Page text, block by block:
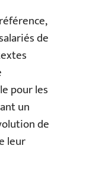
de
pour les
un
de
leur